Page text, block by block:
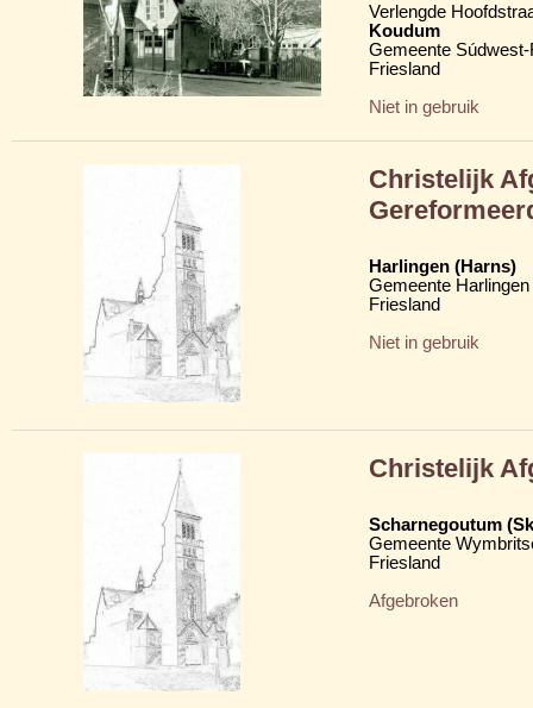
Verlengde
Koudum
Gemeente
Friesland
Niet in gebruik
Christelijk
Harlingen (Harns)
Gemeente Harlingen
Friesland
Niet in gebruik
Christelijk
Scharnegoutum
Gemeente
Friesland
Afgebroken